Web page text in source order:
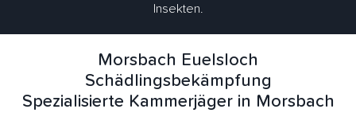
Insekten.
Morsbach Euelsloch
Schädlingsbekämpfung
Spezialisierte Kammerjäger in Morsbach